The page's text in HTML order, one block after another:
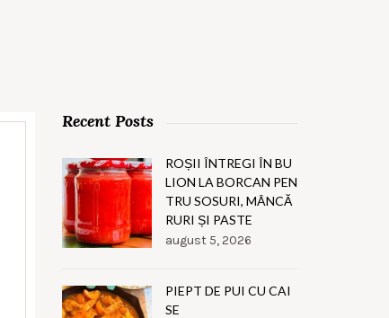
Recent Posts
ROȘII ÎNTREGI ÎN BU
LION LA BORCAN PEN
TRU SOSURI, MÂNCĂ
RURI ȘI PASTE
august 5, 2026
PIEPT DE PUI CU CAI
SE